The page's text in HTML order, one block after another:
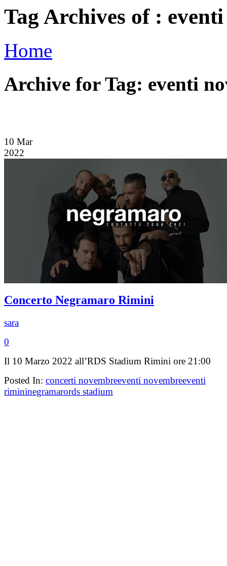
Tag Archives of :
Home
Archive for Tag: eventi
10 Mar
2022
Concerto Negramaro Rimini
sara
0
Il 10 Marzo 2022 all’RDS Stadium Rimini ore 21:00
Posted In: concerti novembreeventi novembreeventi
rimininegramarords stadium